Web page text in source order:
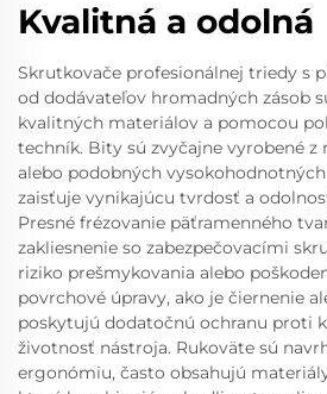
Kvalitná a odolná
Skrutkovače profesionálnej triedy s
od dodávateľov hromadných zásob
kvalitných materiálov a pomocou
techník. Bity sú zvyčajne vyrobené z
alebo podobných
zaisťuje vynikajúcu tvrdosť a
Presné frézovanie päťramenného
zakliesnenie so zabezpečovacími
riziko prešmykovania alebo
povrchové úpravy, ako je čiernenie
poskytujú dodatočnú ochranu proti
životnosť nástroja. Rukoväte sú
ergonómiu, často obsahujú